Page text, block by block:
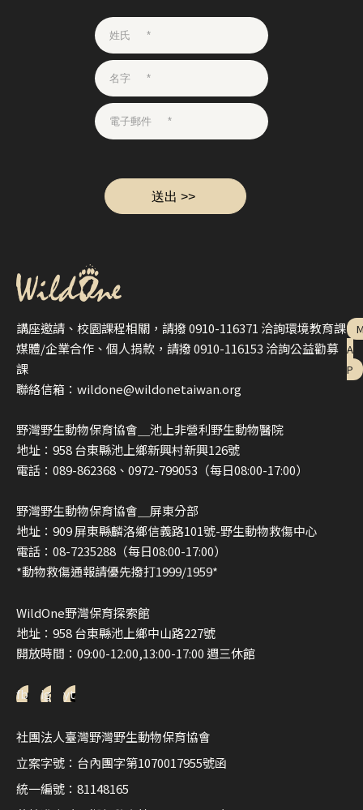
講座邀請、校園課程相關，請撥 0910-116371 洽詢環境教育課
媒體/企業合作、個人捐款，請撥 0910-116153 洽詢公益勸募
課
聯絡信箱：wildone@wildonetaiwan.org
野灣野生動物保育協會＿池上非營利野生動物醫院
地址：958 台東縣池上鄉新興村新興126號
電話：089-862368、0972-799053（每日08:00-17:00）
野灣野生動物保育協會＿屏東分部
地址：909 屏東縣麟洛鄉信義路101號-野生動物救傷中心
電話：08-7235288（每日08:00-17:00）
*動物救傷通報請優先撥打1999/1959*
WildOne野灣保育探索館
地址：958 台東縣池上鄉中山路227號
開放時間：09:00-12:00,13:00-17:00 週三休館
A
P
fb ig yt
社團法人臺灣野灣野生動物保育協會
立案字號：台內團字第1070017955號函
統一編號：81148165